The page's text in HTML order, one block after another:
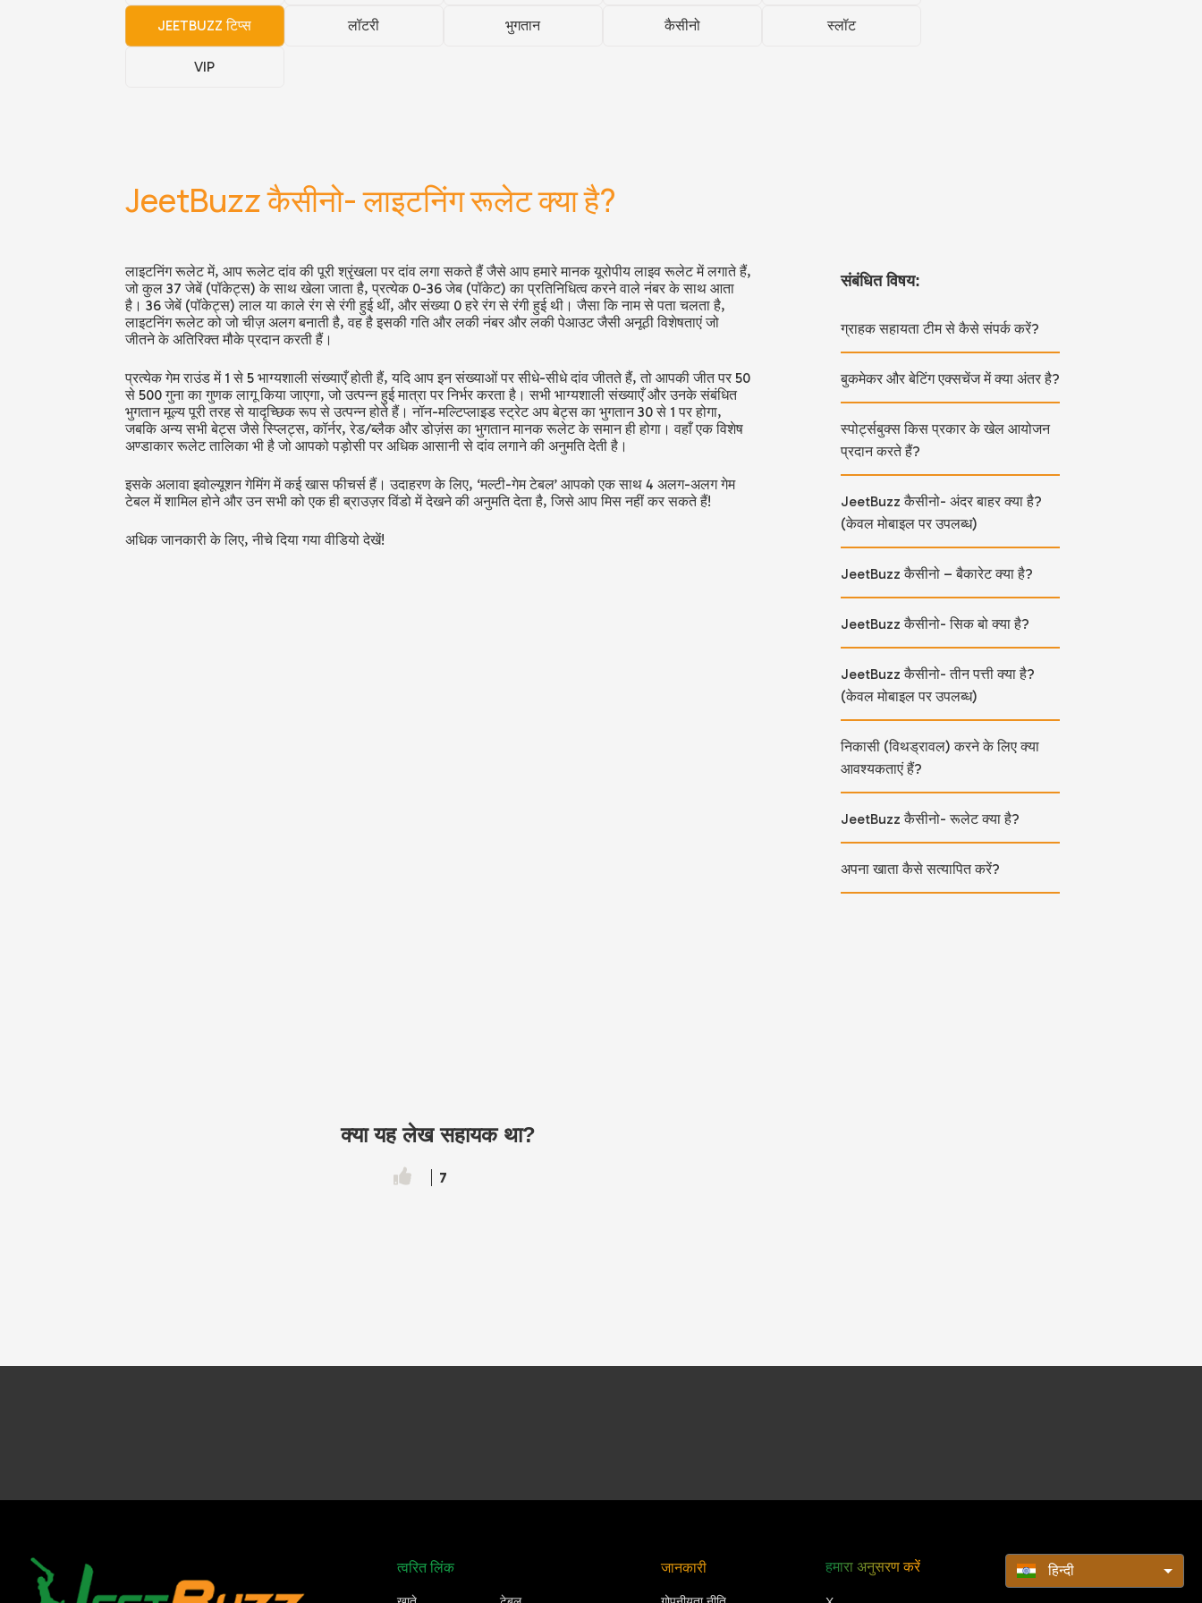
JEETBUZZ टिप्स लॉटरी भुगतान कैसीनो स्लॉट
VIP
JeetBuzz कैसीनो- लाइटनिंग रूलेट क्या है?
लाइटनिंग रूलेट में, आप रूलेट दांव की पूरी श्रृंखला पर दांव लगा सकते हैं जैसे आप हमारे मानक यूरोपीय लाइव रूलेट में लगाते हैं,
जो कुल 37 जेबें (पॉकेट्स)के साथ खेला जाता है, प्रत्येक 0-36 जेब (पॉकेट) का प्रतिनिधित्व करने वाले नंबर के साथ आता
है। 36 जेबें (पॉकेट्स)लाल या काले रंग से रंगी हुई थीं, और संख्या 0 हरे रंग से रंगी हुई थी। जैसा कि नाम से पता चलता है,
लाइटनिंग रूलेट को जो चीज़ अलग बनाती है, वह है इसकी गति और लकी नंबर और लकी पेआउट जैसी अनूठी विशेषताएं जो
जीतने के अतिरिक्त मौके प्रदान करती हैं।
प्रत्येक गेम राउंड में 1 से 5 भाग्यशाली संख्याएँ होती हैं, यदि आप इन संख्याओं पर सीधे-सीधे दांव जीतते हैं, तो आपकी जीत पर 50
से 500 गुना का गुणक लागू किया जाएगा, जो उत्पन्न हुई मात्रा पर निर्भर करता है। सभी भाग्यशाली संख्याएँ और उनके संबंधित
भुगतान मूल्य पूरी तरह से यादृच्छिक रूप से उत्पन्न होते हैं। नॉन-मल्टिप्लाइड स्ट्रेट अप बेट्स का भुगतान 30 से 1 पर होगा,
जबकि अन्य सभी बेट्स जैसे स्प्लिट्स, कॉर्नर, रेड/ब्लैक और डोज़ंस का भुगतान मानक रूलेट के समान ही होगा। वहाँ एक विशेष
अण्डाकार रूलेट तालिका भी है जो आपको पड़ोसी पर अधिक आसानी से दांव लगाने की अनुमति देती है।
इसके अलावा इवोल्यूशन गेमिंग में कई खास फीचर्स हैं। उदाहरण के लिए, ‘मल्टी-गेम टेबल’ आपको एक साथ 4 अलग-अलग गेम
टेबल में शामिल होने और उन सभी को एक ही ब्राउज़र विंडो में देखने की अनुमति देता है, जिसे आप मिस नहीं कर सकते हैं!
अधिक जानकारी के लिए, नीचे दिया गया वीडियो देखें!
क्या यह लेख सहायक था?
7
संबंधित विषय:
ग्राहक सहायता टीम से कैसे संपर्क करें?
बुकमेकर और बेटिंग एक्सचेंज में क्या अंतर है?
स्पोर्ट्सबुक्स किस प्रकार के खेल आयोजन
प्रदान करते हैं?
JeetBuzz कैसीनो- अंदर बाहर क्या है?
(केवल मोबाइल पर उपलब्ध)
JeetBuzz कैसीनो – बैकारेट क्या है?
JeetBuzz कैसीनो- सिक बो क्या है?
JeetBuzz कैसीनो- तीन पत्ती क्या है?
(केवल मोबाइल पर उपलब्ध)
निकासी (विथड्रावल) करने के लिए क्या
आवश्यकताएं हैं?
JeetBuzz कैसीनो- रूलेट क्या है?
अपना खाता कैसे सत्यापित करें?
त्वरित लिंक जानकारी हमारा अनुसरण करें हिन्दी